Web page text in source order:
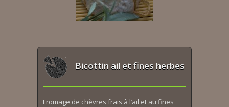
Bicottin ail et fines herbes
Fromage de chèvres frais à l’ail et au fines